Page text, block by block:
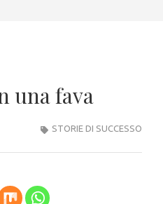
una fava
STORIE DI SUCCESSO